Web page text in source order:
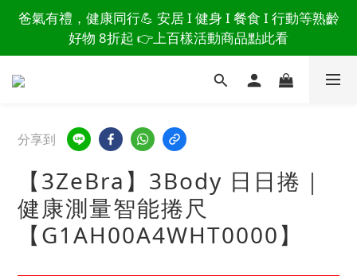
讀懂爸爸總說「不用買」的堅強 👉 3大生活貼心巧
思，找回他的生活主導權
爸氣有禮，健康同行💪 安居 I 健身 I 餐食 I 行動等熟齡
好物 8折起 👉上百樣活動商品點此看
讀懂爸爸總說「不用買」的堅強 👉 3大生活貼心巧
思，找回他的生活主導權
分享到
【3ZeBra】3Body 日日捲｜
健康測量智能捲尺
【G1AH00A4WHT0000】